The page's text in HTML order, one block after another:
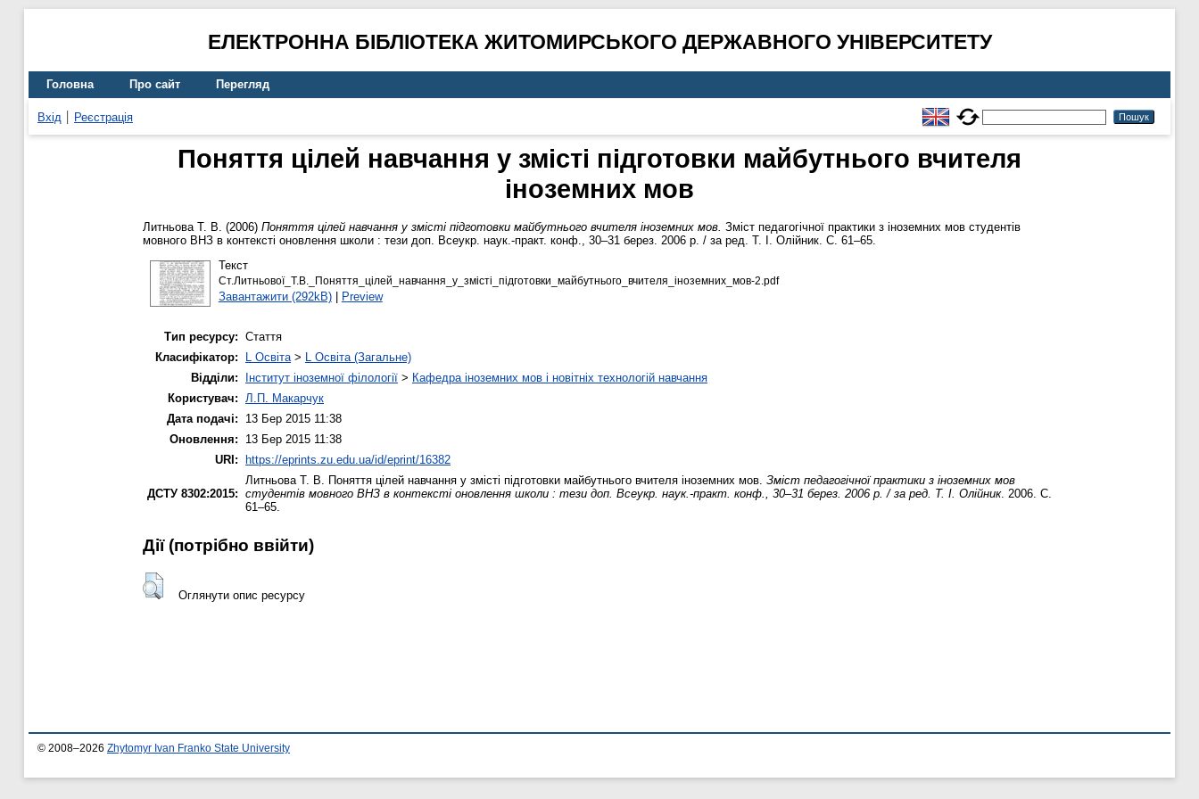
ЕЛЕКТРОННА БІБЛІОТЕКА ЖИТОМИРСЬКОГО ДЕРЖАВНОГО УНІВЕРСИТЕТУ
Головна Про сайт Перегляд
Вхід Реєстрація
Поняття цілей навчання у змісті підготовки майбутнього вчителя
іноземних мов
Литньова Т. В. (2006) Поняття цілей навчання у змісті підготовки майбутнього вчителя іноземних мов. Зміст педагогічної практики з іноземних мов студентів
мовного ВНЗ в контексті оновлення школи : тези доп. Всеукр. наук.-практ. конф., 30–31 берез. 2006 р. / за ред. Т. І. Олійник. С. 61–65.
Текст
Ст.Литньової_Т.В._Поняття_цілей_навчання_у_змісті_підготовки_майбутнього_вчителя_іноземних_мов-2.pdf
Завантажити (292kB)| Preview
Тип ресурсу: Стаття
Класифікатор:
L Освіта> L Освіта (Загальне)
Відділи:
Інститут іноземної філології > Кафедра іноземних мов і новітніх технологій навчання
Користувач: Л.П. Макарчук
Дата подачі:
13 Бер 2015 11:38
Оновлення:
13 Бер 2015 11:38
URI:
https://eprints.zu.edu.ua/id/eprint/16382
ДСТУ 8302:2015:
Литньова Т. В. Поняття цілей навчання у змісті підготовки майбутнього вчителя іноземних мов. Зміст педагогічної практики з іноземних мов
студентів мовного ВНЗ в контексті оновлення школи : тези доп. Всеукр. наук.-практ. конф., 30–31 берез. 2006 р. / за ред. Т. І. Олійник. 2006. С.
61–65.
Дії ​​(потрібно ввійти)
Оглянути опис ресурсу
© 2008–2026 Zhytomyr Ivan Franko State University